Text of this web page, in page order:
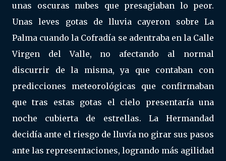
unas oscuras nubes que presagiaban lo peor.
Unas leves gotas de lluvia cayeron sobre La
Palma cuando la Cofradía se adentraba en la Calle
Virgen del Valle, no afectando al normal
discurrir de la misma, ya que contaban con
predicciones meteorológicas que confirmaban
que tras estas gotas el cielo presentaría una
noche cubierta de estrellas. La Hermandad
decidía ante el riesgo de lluvía no girar sus pasos
ante las representaciones, logrando más agilidad